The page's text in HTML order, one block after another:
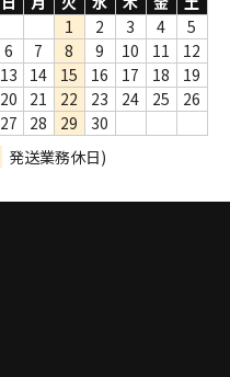
1
2 3 4
5
6
7 8 9 10 11
12
13
14 15 16 17 18
19
20
21 22 23 24 25
26
27
28 29
30
発送業務休日)